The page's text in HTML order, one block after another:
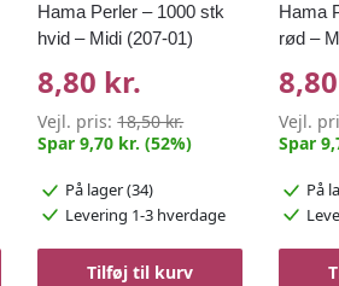
Hama Perler – 1000 stk
hvid – Midi (207-01)
8,80 kr.
Vejl. pris:18,50 kr.
Spar 9,70 kr. (52%)
På lager (34)
Levering 1-3 hverdage
Tilføj til kurv
Hama
rød –
Vejl.
Spar
På